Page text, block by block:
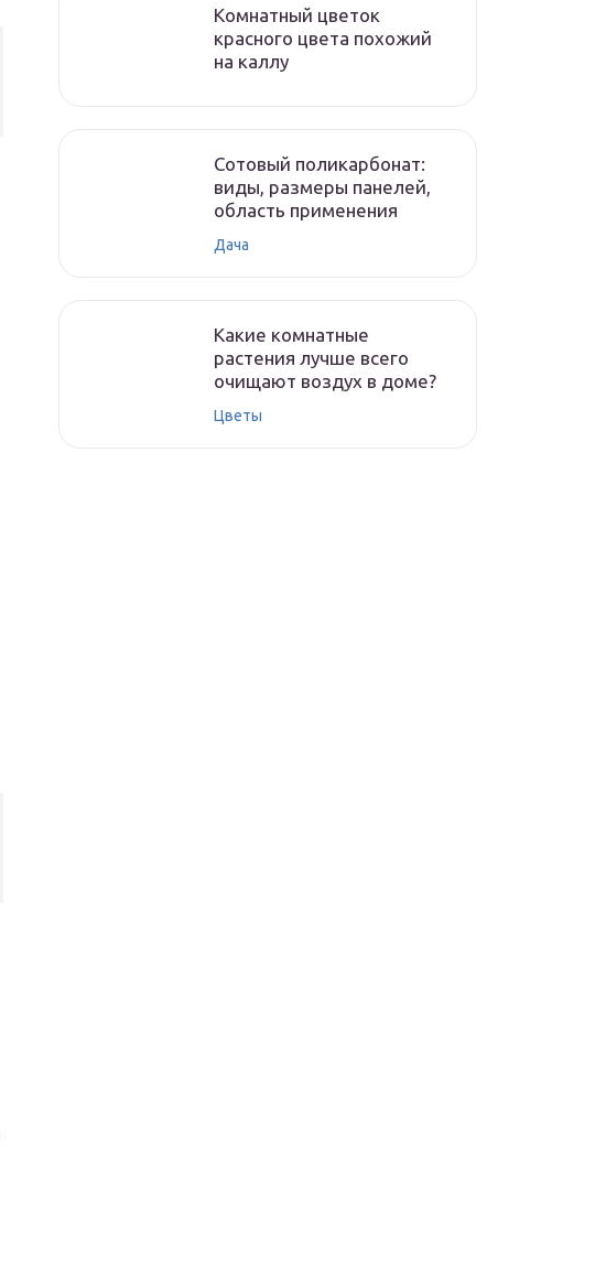
Комнатный цветок
красного цвета похожий
на каллу
Сотовый поликарбонат:
виды, размеры панелей,
область применения
Дача
Какие комнатные
растения лучше всего
очищают воздух в доме?
Цветы